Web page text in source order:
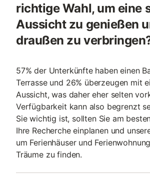
richtige Wahl, um eine
Aussicht zu genießen
draußen zu
57% der Unterkünfte haben einen
Terrasse und 26% überzeugen mit
Aussicht, was daher eher selten
Verfügbarkeit kann also begrenzt
Sie wichtig ist, sollten Sie am
Ihre Recherche einplanen und
um Ferienhäuser und
Träume zu finden.